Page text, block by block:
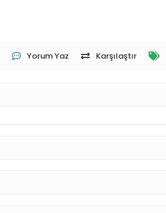
Yorum Yaz Karşılaştır